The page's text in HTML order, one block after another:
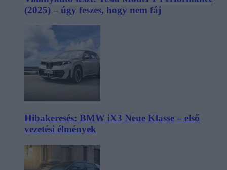
(2025) – úgy feszes, hogy nem fáj
Hibakeresés: BMW iX3 Neue Klasse – első
vezetési élmények